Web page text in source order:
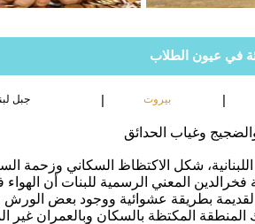
في عيون الطلاب
| بيروت | جبل
وغياب الحدائق
شكل الاكتظاظ السكاني وزحمة
فخرالدين المعني الرسمية للبنات أن
القديمة بطريقة عشوائية ووجود بعض
المنطقة المكتظة بالسكان وبالعمران